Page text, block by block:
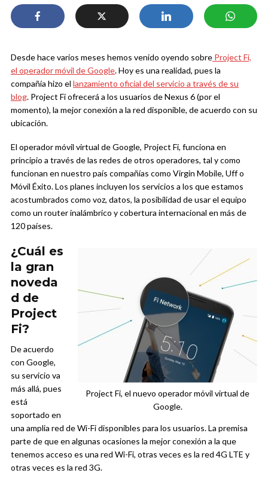
Desde hace varios meses hemos venido oyendo sobre Project Fi,
el operador móvil de Google. Hoy es una realidad, pues la
compañía hizo el lanzamiento oficial del servicio a través de su
blog. Project Fi ofrecerá a los usuarios de Nexus 6 (por el
momento), la mejor conexión a la red disponible, de acuerdo con su
ubicación.
El operador móvil virtual de Google, Project Fi, funciona en
principio a través de las redes de otros operadores, tal y como
funcionan en nuestro país compañías como Virgin Mobile, Uff o
Móvil Éxito. Los planes incluyen los servicios a los que estamos
acostumbrados como voz, datos, la posibilidad de usar el equipo
como un router inalámbrico y cobertura internacional en más de
120 países.
Project Fi, el nuevo operador móvil virtual de
Google.
¿Cuál es
la gran
noveda
d de
Project
Fi?
De acuerdo
con Google,
su servicio va
más allá, pues
está
soportado en
una amplia red de Wi-Fi disponibles para los usuarios. La premisa
parte de que en algunas ocasiones la mejor conexión a la que
tenemos acceso es una red Wi-Fi, otras veces es la red 4G LTE y
otras veces es la red 3G.